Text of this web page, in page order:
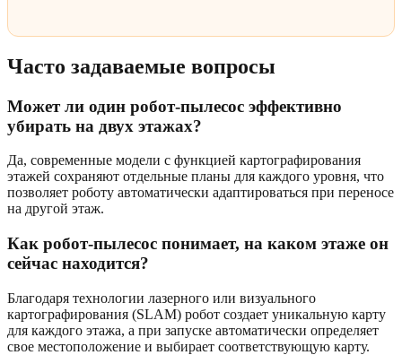
Часто задаваемые вопросы
Может ли один робот-пылесос эффективно
убирать на двух этажах?
Да, современные модели с функцией картографирования
этажей сохраняют отдельные планы для каждого уровня, что
позволяет роботу автоматически адаптироваться при переносе
на другой этаж.
Как робот-пылесос понимает, на каком этаже он
сейчас находится?
Благодаря технологии лазерного или визуального
картографирования (SLAM) робот создает уникальную карту
для каждого этажа, а при запуске автоматически определяет
свое местоположение и выбирает соответствующую карту.